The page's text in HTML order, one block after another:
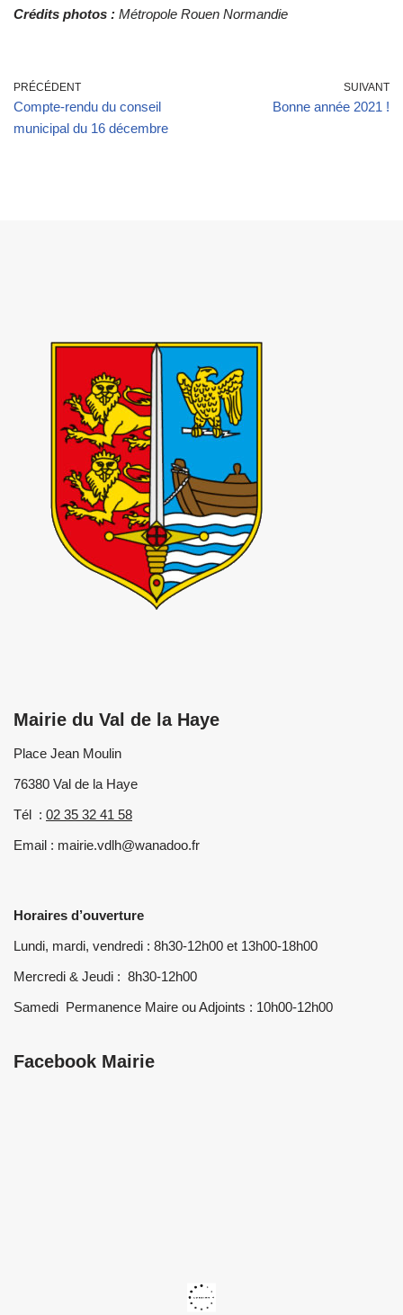
Crédits photos : Métropole Rouen Normandie
PRÉCÉDENT
Compte-rendu du conseil
municipal du 16 décembre
SUIVANT
Bonne année 2021 !
Mairie du Val de la Haye
Place Jean Moulin
76380 Val de la Haye
Tél : 02 35 32 41 58
Email : mairie.vdlh@wanadoo.fr
Horaires d’ouverture
Lundi, mardi, vendredi : 8h30-12h00 et 13h00-18h00
Mercredi & Jeudi : 8h30-12h00
Samedi Permanence Maire ou Adjoints : 10h00-12h00
Facebook Mairie